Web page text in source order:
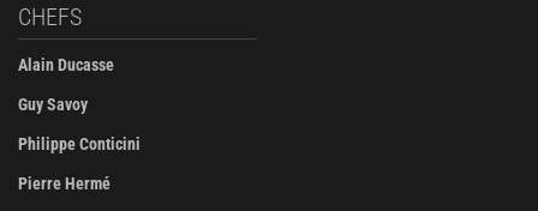
CHEFS
Alain Ducasse
Guy Savoy
Philippe Conticini
Pierre Hermé